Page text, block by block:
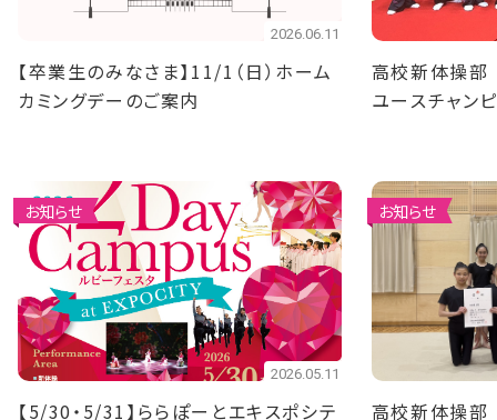
2026.06.11
【卒業生のみなさま】11/1（日）ホーム
カミングデーのご案内
高校新体操
ユースチャン
お知らせ
2026.05.11
【5/30・5/31】ららぽーとエキスポシテ
お知らせ
高校新体操